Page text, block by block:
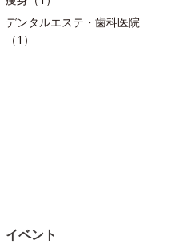
デンタルエステ・歯科医院
（1）
イベント